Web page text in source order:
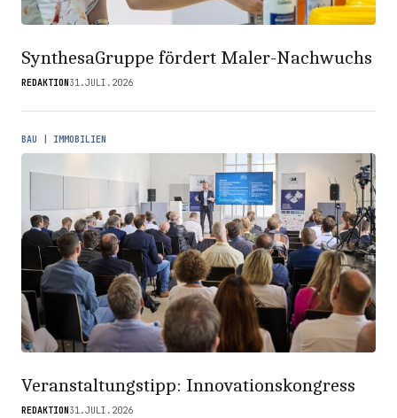
SynthesaGruppe fördert Maler-Nachwuchs
REDAKTION 31.JULI.2026
BAU | IMMOBILIEN
Veranstaltungstipp: Innovationskongress
REDAKTION 31.JULI.2026